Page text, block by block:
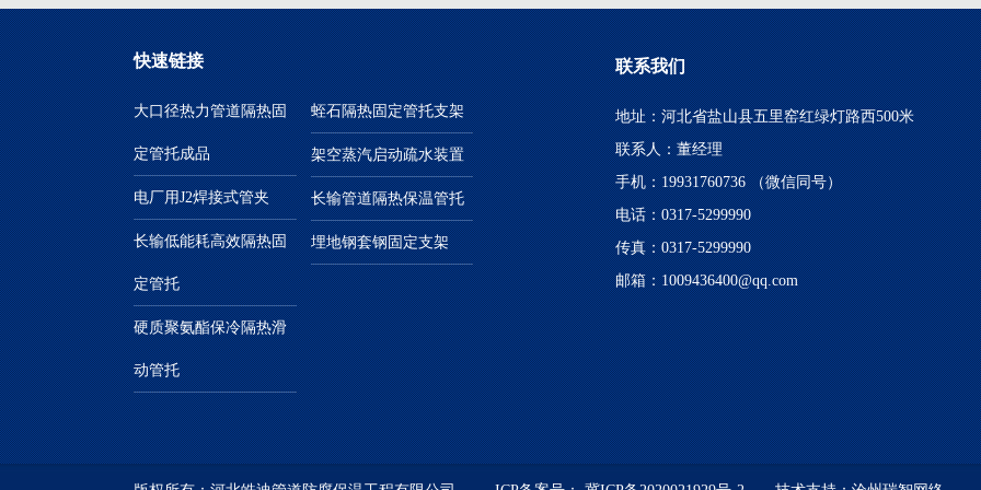
快速链接
大口径热力管道隔热固
定管托成品
电厂用J2焊接式管夹
长输低能耗高效隔热固
定管托
硬质聚氨酯保冷隔热滑
动管托
蛭石隔热固定管托支架
架空蒸汽启动疏水装置
长输管道隔热保温管托
埋地钢套钢固定支架
联系我们
地址：河北省盐山县五里窑红绿灯路西500米
联系人：董经理
手机：19931760736 （微信同号）
电话：0317-5299990
传真：0317-5299990
邮箱：1009436400@qq.com